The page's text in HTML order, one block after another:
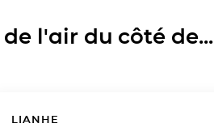
l'air du côté de...
LIANHE